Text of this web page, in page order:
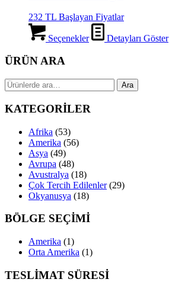
232 TL Başlayan Fiyatlar
Seçenekler Detayları Göster
ÜRÜN ARA
Ara: Ara
KATEGORİLER
Afrika (53)
Amerika (56)
Asya (49)
Avrupa (48)
Avustralya (18)
Çok Tercih Edilenler (29)
Okyanusya (18)
BÖLGE SEÇİMİ
Amerika (1)
Orta Amerika (1)
TESLİMAT SÜRESİ